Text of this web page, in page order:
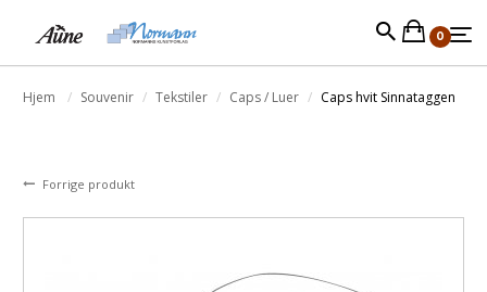
0
Hjem Souvenir Tekstiler Caps / Luer Caps hvit Sinnataggen
Forrige produkt